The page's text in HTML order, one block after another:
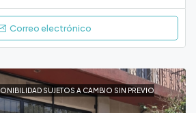
Correo electrónico
SUJETOS A CAMBIO SIN PREVIO